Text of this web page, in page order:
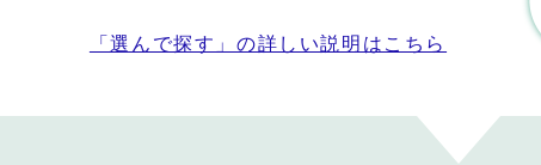
「選んで探す」の詳しい説明はこちら